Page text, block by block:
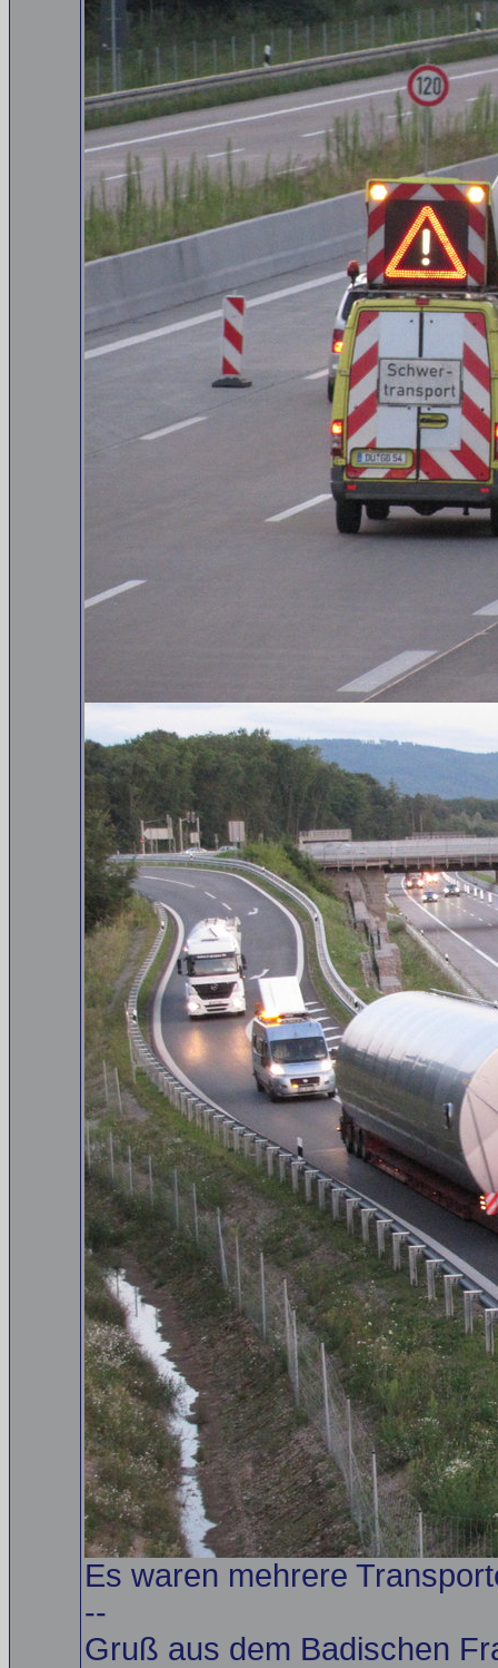
Es waren mehrere
--
Gruß aus dem Badischen